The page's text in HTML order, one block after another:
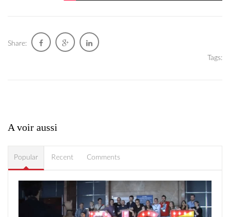
Share:
Tags:
A voir aussi
Popular Recent Comments
rise2.jpg